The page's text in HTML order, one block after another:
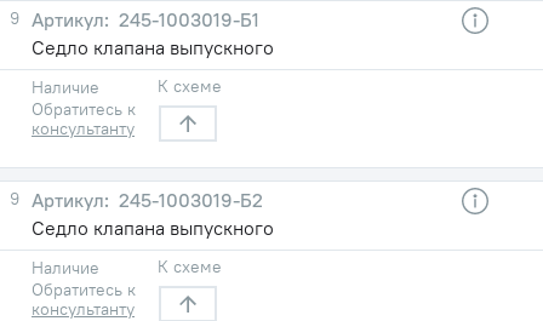
9
245-1003019-Б1
Седло клапана выпускного
Наличие
Обратитесь к
консультанту
К схеме
9
245-1003019-Б2
Седло клапана выпускного
Наличие
Обратитесь к
консультанту
К схеме